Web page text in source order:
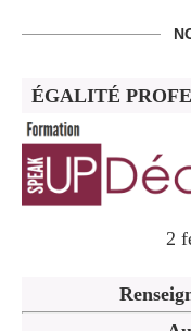
ÉGALITÉ
2